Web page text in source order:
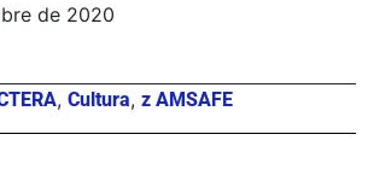
de 2020
, Cultura, z AMSAFE